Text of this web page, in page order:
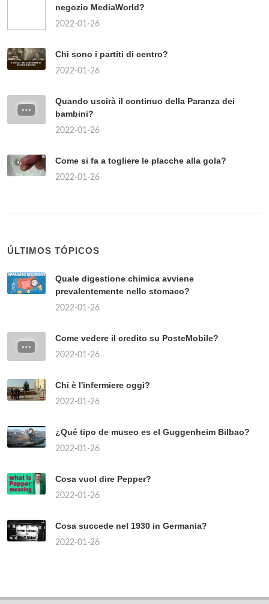
negozio MediaWorld?
2022-01-26
Chi sono i partiti di centro?
2022-01-26
Quando uscirà il continuo della Paranza dei
bambini?
2022-01-26
Come si fa a togliere le placche alla gola?
2022-01-26
ÚLTIMOS TÓPICOS
Quale digestione chimica avviene
prevalentemente nello stomaco?
2022-01-26
Come vedere il credito su PosteMobile?
2022-01-26
Chi è l'infermiere oggi?
2022-01-26
¿Qué tipo de museo es el Guggenheim Bilbao?
2022-01-26
Cosa vuol dire Pepper?
2022-01-26
Cosa succede nel 1930 in Germania?
2022-01-26